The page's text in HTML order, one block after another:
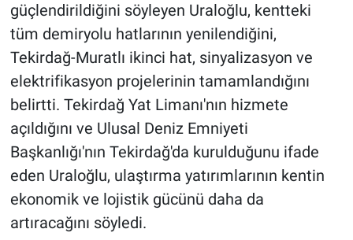
güçlendirildiğini söyleyen Uraloğlu, kentteki
tüm demiryolu hatlarının yenilendiğini,
Tekirdağ-Muratlı ikinci hat, sinyalizasyon ve
elektrifikasyon projelerinin tamamlandığını
belirtti. Tekirdağ Yat Limanı'nın hizmete
açıldığını ve Ulusal Deniz Emniyeti
Başkanlığı'nın Tekirdağ'da kurulduğunu ifade
eden Uraloğlu, ulaştırma yatırımlarının kentin
ekonomik ve lojistik gücünü daha da
artıracağını söyledi.